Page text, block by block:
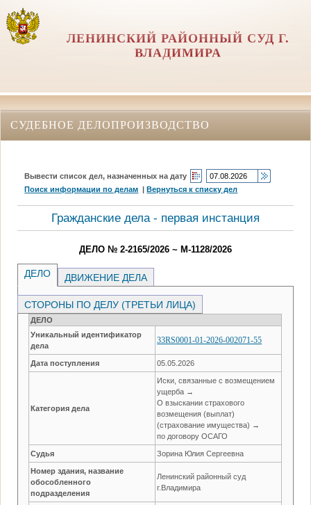
ЛЕНИНСКИЙ РАЙОННЫЙ СУД Г.
ВЛАДИМИРА
СУДЕБНОЕ ДЕЛОПРОИЗВОДСТВО
Вывести список дел, назначенных на дату
Поиск информации по делам |Вернуться к списку дел
Гражданские дела - первая инстанция
ДЕЛО № 2-2165/2026 ~ М-1128/2026
ДЕЛО ДВИЖЕНИЕ ДЕЛА
СТОРОНЫ ПО ДЕЛУ (ТРЕТЬИ ЛИЦА)
ДЕЛО
Уникальный идентификатор
дела
33RS0001-01-2026-002071-55
Дата поступления 05.05.2026
Категория дела
Иски, связанные с возмещением
ущерба →
О взыскании страхового
возмещения (выплат)
(страхование имущества) →
по договору ОСАГО
Судья Зорина Юлия Сергеевна
Номер здания, название
обособленного
подразделения
Ленинский районный суд
г.Владимира